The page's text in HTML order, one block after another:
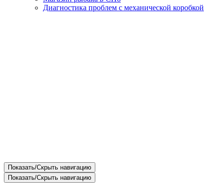
Диагностика проблем с механической коробкой
Показать/Скрыть навигацию
Показать/Скрыть навигацию